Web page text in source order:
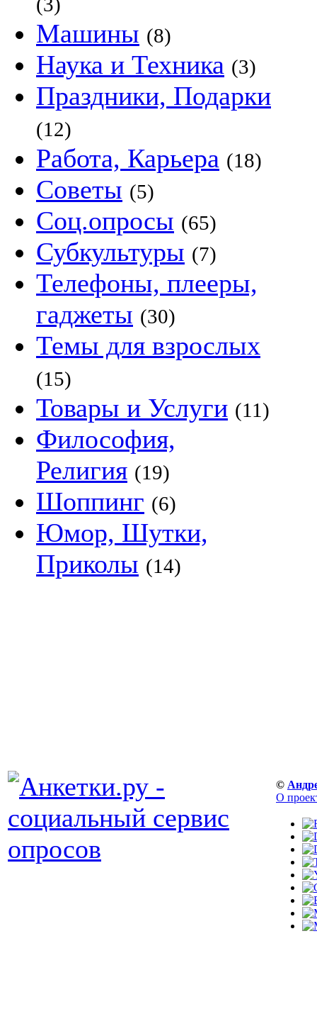
Машины (8)
Наука и Техника (3)
Праздники, Подарки
(12)
Работа, Карьера (18)
Советы (5)
Соц.опросы (65)
Субкультуры (7)
Телефоны, плееры,
гаджеты (30)
Темы для взрослых
(15)
Товары и Услуги (11)
Философия,
Религия (19)
Шоппинг (6)
Юмор, Шутки,
Приколы (14)
©
О